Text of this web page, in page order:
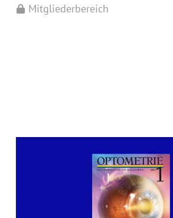
Mitgliederbereich